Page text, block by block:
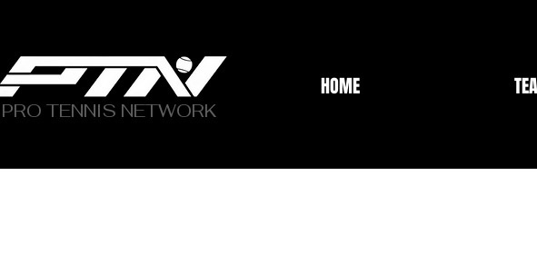
PRO TENNIS NETWORK
HOME